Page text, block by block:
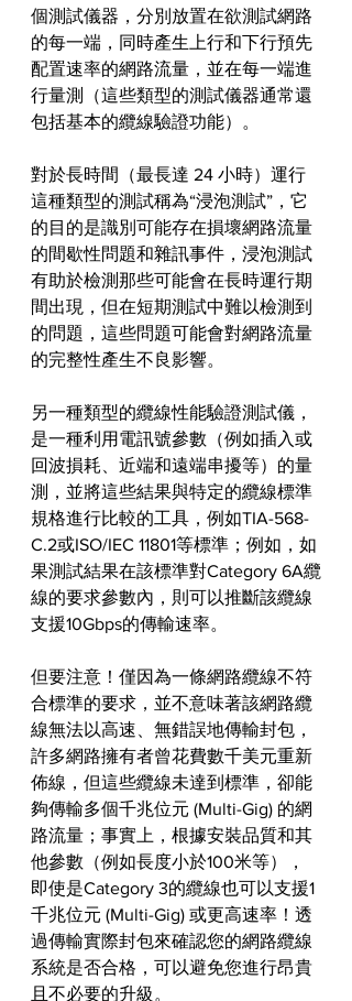
個測試儀器，分別放置在欲測試網路
的每一端，同時產生上行和下行預先
配置速率的網路流量，並在每一端進
行量測（這些類型的測試儀器通常還
包括基本的纜線驗證功能）。
對於長時間（最長達 24 小時）運行
這種類型的測試稱為“浸泡測試”，它
的目的是識別可能存在損壞網路流量
的間歇性問題和雜訊事件，浸泡測試
有助於檢測那些可能會在長時運行期
間出現，但在短期測試中難以檢測到
的問題，這些問題可能會對網路流量
的完整性產生不良影響。
另一種類型的纜線性能驗證測試儀，
是一種利用電訊號參數（例如插入或
回波損耗、近端和遠端串擾等）的量
測，並將這些結果與特定的纜線標準
規格進行比較的工具，例如TIA-568-
C.2或ISO/IEC 11801等標準；例如，如
果測試結果在該標準對Category 6A纜
線的要求參數內，則可以推斷該纜線
支援10Gbps的傳輸速率。
但要注意！僅因為一條網路纜線不符
合標準的要求，並不意味著該網路纜
線無法以高速、無錯誤地傳輸封包，
許多網路擁有者曾花費數千美元重新
佈線，但這些纜線未達到標準，卻能
夠傳輸多個千兆位元 (Multi-Gig) 的網
路流量；事實上，根據安裝品質和其
他參數（例如長度小於100米等），
即使是Category 3的纜線也可以支援1
千兆位元 (Multi-Gig) 或更高速率！透
過傳輸實際封包來確認您的網路纜線
系統是否合格，可以避免您進行昂貴
且不必要的升級。